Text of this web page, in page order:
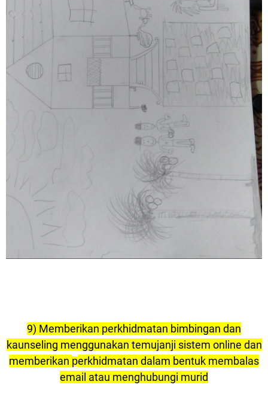
9) Memberikan perkhidmatan bimbingan dan
kaunseling menggunakan temujanji sistem online dan
memberikan perkhidmatan dalam bentuk membalas
email atau menghubungi murid